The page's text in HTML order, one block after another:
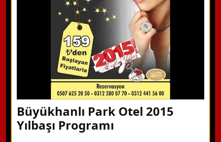
Detaylı Bilgi Alın
Büyükhanlı Park Otel 2015
Yılbaşı Programı